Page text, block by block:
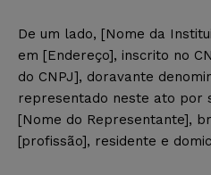
De um lado, [Nome da
em [Endereço], inscrito no
do CNPJ], doravante
representado neste ato por
[Nome do Representante],
[profissão], residente e